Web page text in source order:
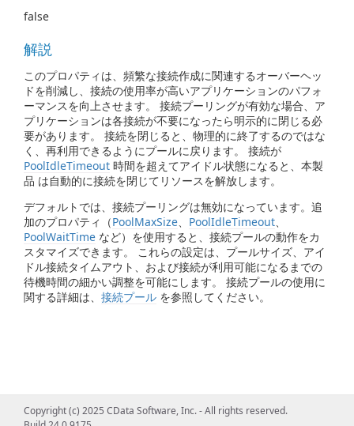
false
解説
このプロパティは、頻繁な接続作成に関連するオーバーヘッ
ドを削減し、接続の使用率が高いアプリケーションのパフォ
ーマンスを向上させます。 接続プーリングが有効な場合、ア
プリケーションは各接続が不要になったら明示的に閉じる必
要があります。 接続を閉じると、物理的に終了するのではな
く、再利用できるようにプールに戻ります。 接続が
PoolIdleTimeout 時間を超えてアイドル状態になると、本製
品 は自動的に接続を閉じてリソースを解放します。
デフォルトでは、接続プーリングは無効になっています。追
加のプロパティ（PoolMaxSize、 PoolIdleTimeout、
PoolWaitTime など）を使用すると、接続プールの動作をカ
スタマイズできます。 これらの設定は、プールサイズ、アイ
ドル接続タイムアウト、および接続が利用可能になるまでの
待機時間の細かい調整を可能にします。 接続プールの使用に
関する詳細は、 接続プール を参照してください。
Copyright (c) 2025 CData Software, Inc. - All rights reserved.